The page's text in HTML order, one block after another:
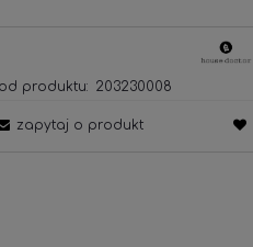
produktu: 203230008
zapytaj o produkt